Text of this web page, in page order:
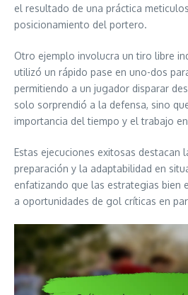
el resultado de una práctica
posicionamiento del portero.
Otro ejemplo involucra un tiro libre
utilizó un rápido pase en uno-dos
permitiendo a un jugador disparar
solo sorprendió a la defensa, sino
importancia del tiempo y el trabajo
Estas ejecuciones exitosas destacan
preparación y la adaptabilidad en
enfatizando que las estrategias bien
a oportunidades de gol críticas en